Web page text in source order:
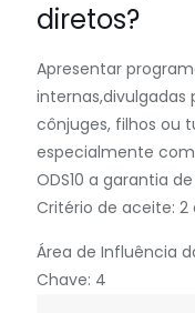
diretos?
Apresentar
internas,divulgadas
cônjuges, filhos ou
especialmente
ODS10 a garantia
Critério de aceite: 2
Área de Influência
Chave: 4